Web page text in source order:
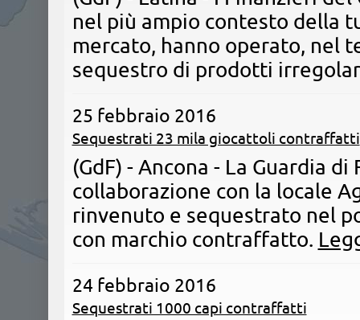
nel più ampio contesto della
mercato, hanno operato, nel
sequestro di prodotti
25 febbraio 2016
Sequestrati 23 mila giocattoli contraffatti
(GdF) - Ancona - La Guardia
collaborazione con la locale
rinvenuto e sequestrato nel
con marchio contraffatto.
24 febbraio 2016
Sequestrati 1000 capi contraffatti